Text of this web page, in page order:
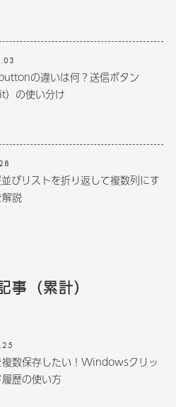
の違いは何？送信ボタン
）の使い分け
びリストを折り返して複数列にす
説
事（累計）
複数保存したい！Windowsクリッ
歴の使い方